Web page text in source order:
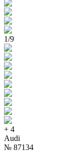
1/9
+ 4
Audi
№ 87134